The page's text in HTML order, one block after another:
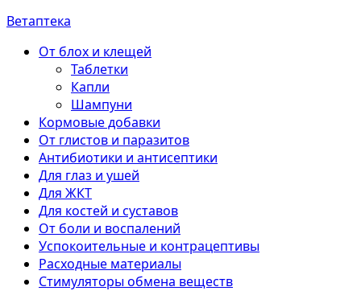
Ветаптека
От блох и клещей
Таблетки
Капли
Шампуни
Кормовые добавки
От глистов и паразитов
Антибиотики и антисептики
Для глаз и ушей
Для ЖКТ
Для костей и суставов
От боли и воспалений
Успокоительные и контрацептивы
Расходные материалы
Стимуляторы обмена веществ